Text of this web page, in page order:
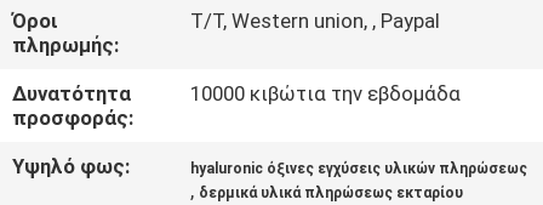
ΥΠΟΘΈΣΕΙΣ
ΖΗΤΉΣΤΕ
ΜΙΑ
Όροι
πληρωμής:
T/T, Western union, , Paypal
Δυνατότητα
προσφοράς:
10000 κιβώτια την εβδομάδα
Υψηλό φως: hyaluronic όξινες εγχύσεις υλικών πληρώσεως
, δερμικά υλικά πληρώσεως εκταρίου